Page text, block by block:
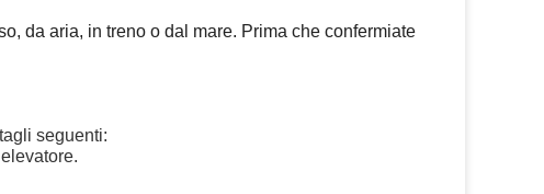
da aria, in treno o dal mare. Prima che confermiate
seguenti: